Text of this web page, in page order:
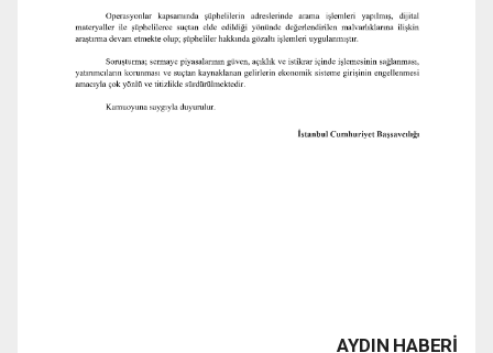
AYDIN HABERİ